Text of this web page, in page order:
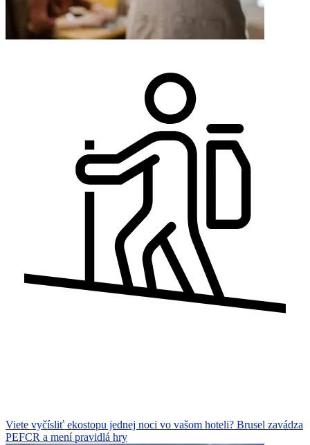
Viete vyčísliť ekostopu jednej noci vo vašom hoteli? Brusel zavádza
PEFCR a mení pravidlá hry